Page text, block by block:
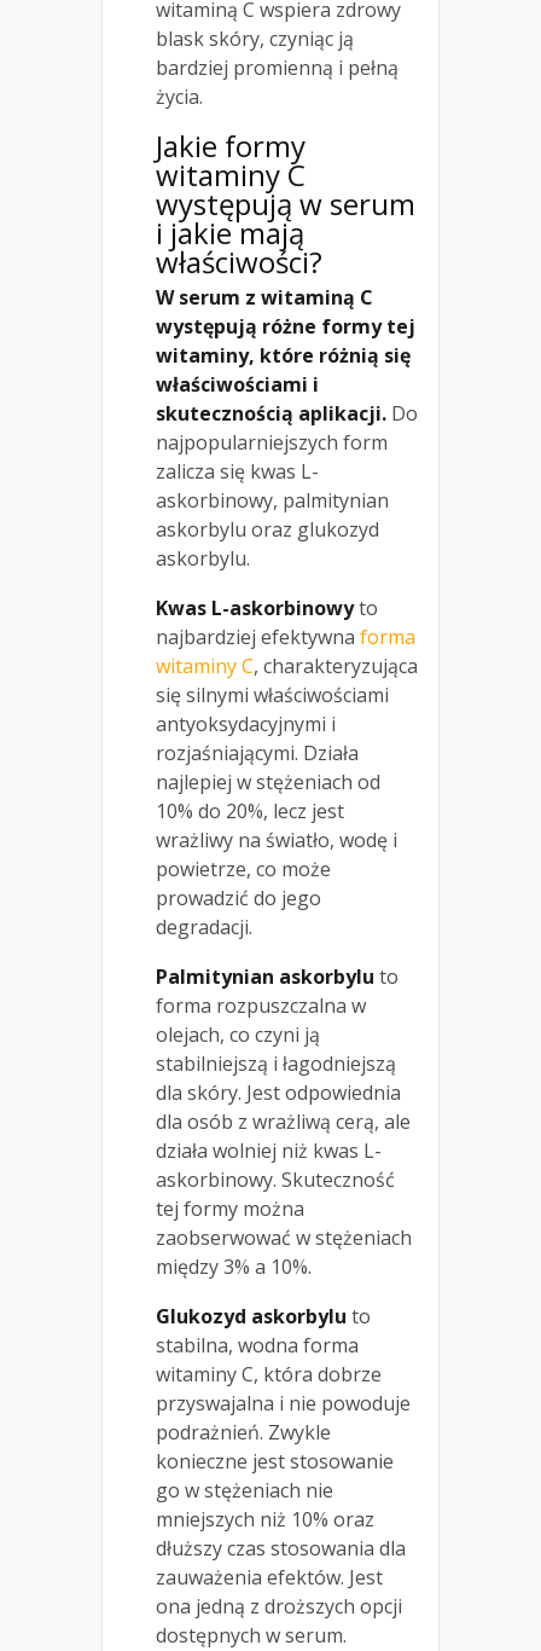
witaminą C wspiera zdrowy
blask skóry, czyniąc ją
bardziej promienną i pełną
życia.
Jakie formy
witaminy C
występują w serum
i jakie mają
właściwości?
W serum z witaminą C
występują różne formy tej
witaminy, które różnią się
właściwościami i
skutecznością aplikacji. Do
najpopularniejszych form
zalicza się kwas L-
askorbinowy, palmitynian
askorbylu oraz glukozyd
askorbylu.
Kwas L-askorbinowyto
najbardziej efektywna forma
witaminy C, charakteryzująca
się silnymi właściwościami
antyoksydacyjnymi i
rozjaśniającymi. Działa
najlepiej w stężeniach od
10% do 20%, lecz jest
wrażliwy na światło, wodę i
powietrze, co może
prowadzić do jego
degradacji.
Palmitynian askorbylu to
forma rozpuszczalna w
olejach, co czyni ją
stabilniejszą i łagodniejszą
dla skóry. Jest odpowiednia
dla osób z wrażliwą cerą, ale
działa wolniej niż kwas L-
askorbinowy. Skuteczność
tej formy można
zaobserwować w stężeniach
między 3% a 10%.
Glukozyd askorbylu to
stabilna, wodna forma
witaminy C, która dobrze
przyswajalna i nie powoduje
podrażnień. Zwykle
konieczne jest stosowanie
go w stężeniach nie
mniejszych niż 10% oraz
dłuższy czas stosowania dla
zauważenia efektów. Jest
ona jedną z droższych opcji
dostępnych w serum.